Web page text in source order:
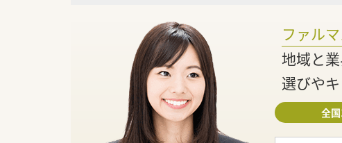
ファル
地域と
選びや
全